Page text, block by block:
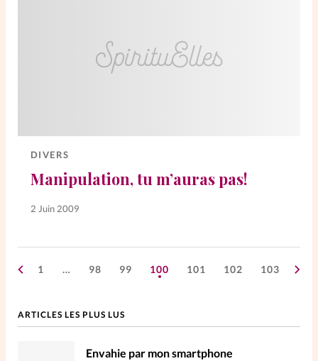
DIVERS
Manipulation, tu m’auras pas!
2 Juin 2009
1 … 98 99 100 101 102 103
ARTICLES LES PLUS LUS
Envahie par mon smartphone